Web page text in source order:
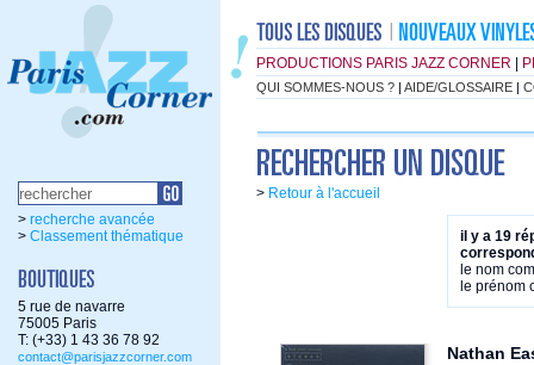
PRODUCTIONS PARIS JAZZ CORNER
QUI SOMMES-NOUS ? | AIDE/GLOSSAIRE |
> recherche avancée
> Classement thématique
5 rue de navarre
75005 Paris
T: (+33) 1 43 36 78 92
contact@parisjazzcorner.com
> Retour à l'accueil
il y a 19
le nom
le prénom
Nathan